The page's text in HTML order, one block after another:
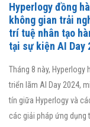
Hyperlogy đồng
không gian trải
trí tuệ nhân tạo
tại sự kiện AI Day
Tháng 8 này, Hyperlogy
triển lãm AI Day 2024,
tín giữa Hyperlogy và
các giải pháp ứng dụng